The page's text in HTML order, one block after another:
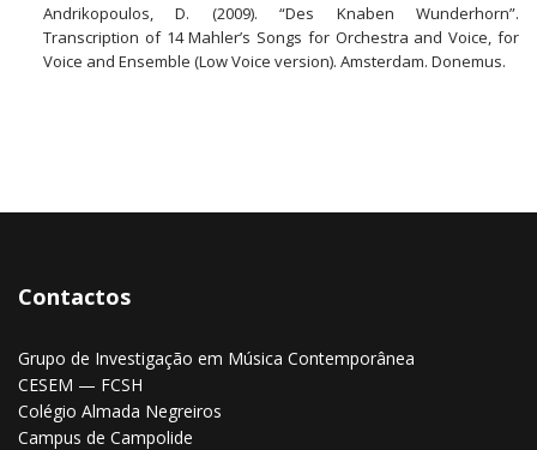
Andrikopoulos, D. (2009). “Des Knaben Wunderhorn”.
Transcription of 14 Mahler’s Songs for Orchestra and Voice, for
Voice and Ensemble (Low Voice version). Amsterdam. Donemus.
Contactos
Grupo de Investigação em Música Contemporânea
CESEM — FCSH
Colégio Almada Negreiros
Campus de Campolide